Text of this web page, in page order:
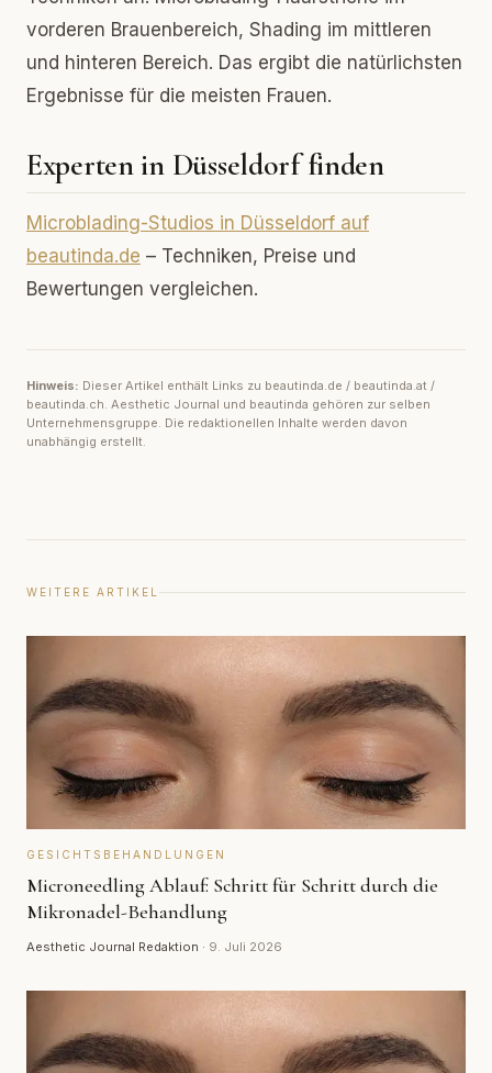
vorderen Brauenbereich, Shading im mittleren
und hinteren Bereich. Das ergibt die natürlichsten
Ergebnisse für die meisten Frauen.
Experten in Düsseldorf finden
Microblading-Studios in Düsseldorf auf
beautinda.de – Techniken, Preise und
Bewertungen vergleichen.
Hinweis: Dieser Artikel enthält Links zu beautinda.de / beautinda.at /
beautinda.ch. Aesthetic Journal und beautinda gehören zur selben
Unternehmensgruppe. Die redaktionellen Inhalte werden davon
unabhängig erstellt.
WEITERE ARTIKEL
GESICHTSBEHANDLUNGEN
Microneedling Ablauf: Schritt für Schritt durch die
Mikronadel-Behandlung
Aesthetic Journal Redaktion · 9. Juli 2026